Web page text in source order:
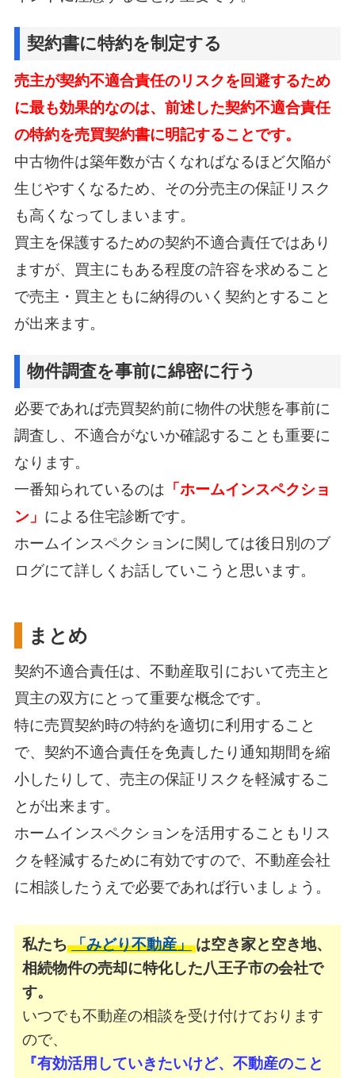
契約書に特約を制定する
売主が契約不適合責任のリスクを回避するため
に最も効果的なのは、 前述した契約不適合責任
の特約を売買契約書に明記することです。
中古物件は築年数が古くなればなるほど欠陥が
生じやすくなるため、 その分売主の保証リスク
も高くなってしまいます。
買主を保護するための契約不適合責任ではあり
ますが、買主にもある程度の許容を求めること
で売主・買主ともに納得のいく契約とすること
が出来ます。
物件調査を事前に綿密に行う
必要であれば売買契約前に物件の状態を事前に
調査し、不適合がないか確認することも重要に
なります。
一番知られているのは 「ホームインスペクショ
ン」 による住宅診断です。
ホームインスペクションに関しては後日別のブ
ログにて詳しくお話していこうと思います。
まとめ
契約不適合責任は、不動産取引において売主と
買主の双方にとって重要な概念です。
特に売買契約時の特約を適切に利用すること
で、契約不適合責任を免責したり通知期間を縮
小したりして、 売主の保証リスクを軽減するこ
とが出来ます。
ホームインスペクションを活用することもリス
クを軽減するために有効ですので、 不動産会社
に相談したうえで必要であれば行いましょう。
私たち 「みどり不動産」 は空き家と空き地、
相続物件の売却に特化した八王子市の会社で
す。
いつでも不動産の相談を受け付けております
ので、
『有効活用していきたいけど、不動産のこと